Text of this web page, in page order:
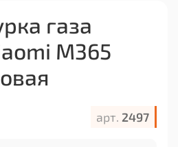
арт. 2497
газа
M365